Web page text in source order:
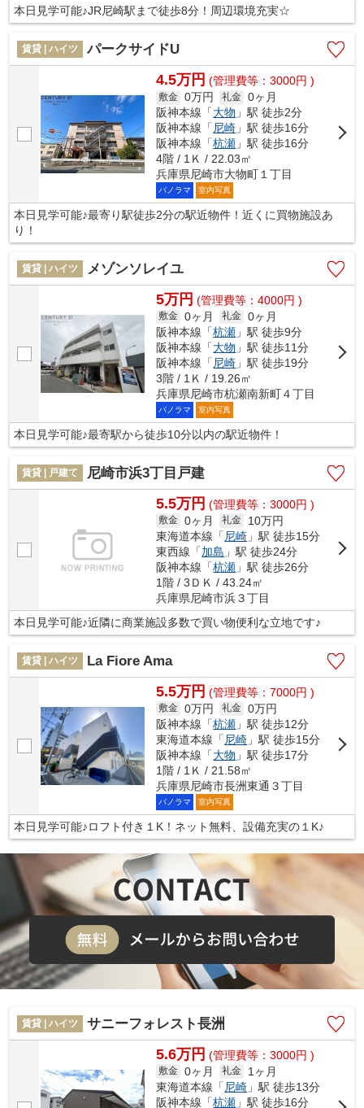
本日見学可能♪JR尼崎駅まで徒歩8分！周辺環境充実☆
賃貸 | ハイツ パークサイドU
4.5万円 (管理費等：3000円 )
敷金 0万円 礼金 0ヶ月
阪神本線「大物 」駅 徒歩2分
阪神本線「 尼崎 」駅 徒歩16分
阪神本線「杭瀬 」駅 徒歩16分
4階 / 1Ｋ / 22.03㎡
兵庫県尼崎市大物町１丁目
パノラマ 室内写真
本日見学可能♪最寄り駅徒歩2分の駅近物件！近くに買物施設あ
り！
賃貸 | ハイツ メゾンソレイユ
5万円 (管理費等：4000円 )
敷金 0ヶ月 礼金 0ヶ月
阪神本線「杭瀬 」駅 徒歩9分
阪神本線「大物 」駅 徒歩11分
阪神本線「 尼崎 」駅 徒歩19分
3階 / 1Ｋ / 19.26㎡
兵庫県尼崎市杭瀬南新町４丁目
パノラマ 室内写真
本日見学可能♪最寄駅から徒歩10分以内の駅近物件！
賃貸 | 戸建て 尼崎市浜3丁目戸建
5.5万円 (管理費等：3000円 )
敷金 0ヶ月 礼金
10万円
東海道本線「 尼崎 」駅 徒歩15分
東西線「加島 」駅 徒歩24分
阪神本線「杭瀬 」駅 徒歩26分
1階 / 3ＤＫ / 43.24㎡
兵庫県尼崎市浜３丁目
本日見学可能♪近隣に商業施設多数で買い物便利な立地です♪
賃貸 | ハイツ La Fiore Ama
5.5万円 (管理費等：7000円 )
敷金 0万円 礼金 0万円
阪神本線「杭瀬 」駅 徒歩12分
東海道本線「 尼崎 」駅 徒歩15分
阪神本線「大物 」駅 徒歩17分
1階 / 1Ｋ / 21.58㎡
兵庫県尼崎市長洲東通３丁目
パノラマ 室内写真
本日見学可能♪ロフト付き１K！ネット無料、設備充実の１K♪
賃貸 | ハイツ サニーフォレスト長洲
5.6万円 (管理費等：3000円 )
敷金 0ヶ月 礼金
1ヶ月
東海道本線「 尼崎 」駅 徒歩13分
阪神本線「杭瀬 」駅 徒歩16分